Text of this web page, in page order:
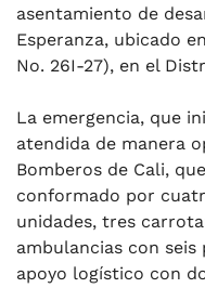
asentamiento de
Esperanza, ubicado
No. 26I-27), en el
La emergencia, que
atendida de manera
Bomberos de Cali,
conformado por
unidades, tres
ambulancias con
apoyo logístico con